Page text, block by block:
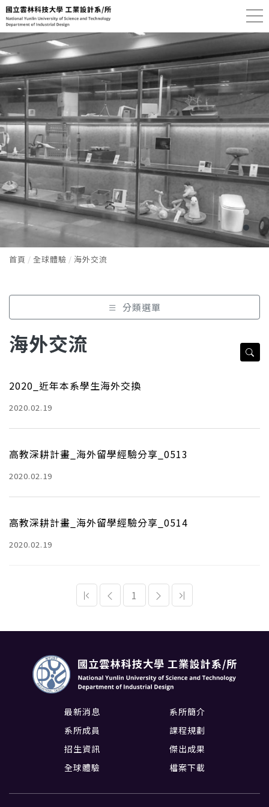
首頁 全球體驗 海外交流
分類選單
海外交流
2020_近年本系學生海外交換
2020.02.19
高教深耕計畫_海外留學經驗分享_0513
2020.02.19
高教深耕計畫_海外留學經驗分享_0514
2020.02.19
1
最新消息
系所簡介
系所成員
課程規劃
招生資訊
傑出成果
全球體驗
檔案下載